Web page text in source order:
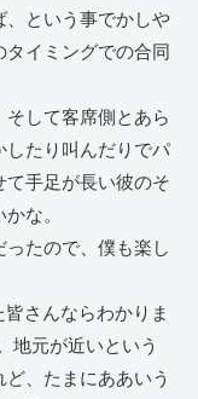
、という事でかしや
タイミングでの合同
して客席側とあら
したり叫んだりでパ
手足が長い彼のそ
な。
たので、僕も楽し
さんならわかりま
地元が近いという
、たまにああいう